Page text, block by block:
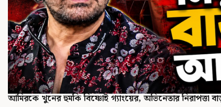
আমিরকে খুনের হুমকি বিষ্ণোই গ্যাংয়ের, অভিনেতার নিরাপত্তা